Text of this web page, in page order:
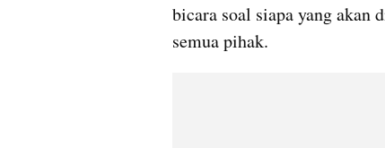
bicara soal siapa yang akan
semua pihak.